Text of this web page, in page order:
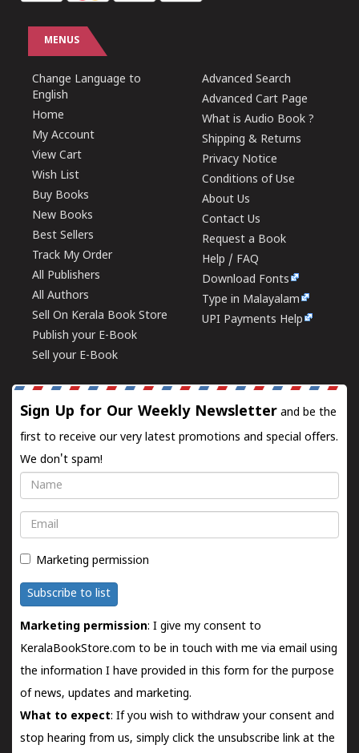
MENUS
Change Language to
English
Home
My Account
View Cart
Wish List
Buy Books
New Books
Best Sellers
Track My Order
All Publishers
All Authors
Sell On Kerala Book Store
Publish your E-Book
Sell your E-Book
Advanced Search
Advanced Cart Page
What is Audio Book ?
Shipping & Returns
Privacy Notice
Conditions of Use
About Us
Contact Us
Request a Book
Help / FAQ
Download Fonts
Type in Malayalam
UPI Payments Help
Sign Up for Our Weekly Newsletter and be the
first to receive our very latest promotions and special offers.
We don't spam!
Name
Email
Marketing permission
Subscribe to list
Marketing permission: I give my consent to
KeralaBookStore.com to be in touch with me via email using
the information I have provided in this form for the purpose
of news, updates and marketing.
What to expect: If you wish to withdraw your consent and
stop hearing from us, simply click the unsubscribe link at the